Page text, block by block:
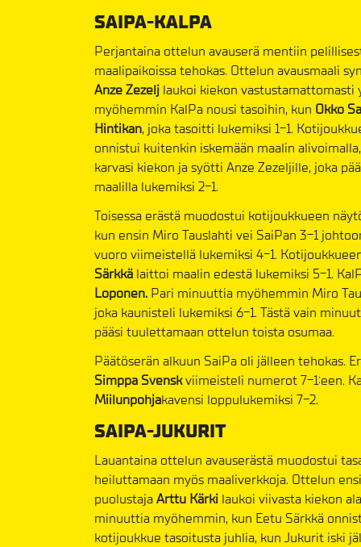
SAIPA-KALPA
Perjantaina ottelun avauserä mentiin
maalipaikoissa tehokas. Ottelun avausmaali
Anze Zezelj laukoi kiekon vastustamattomasti
myöhemmin KalPa nousi tasoihin, kun Okko
Hintikan, joka tasoitti lukemiksi 1-1.
onnistui kuitenkin iskemään maalin
karvasi kiekon ja syötti Anze Zezeljille, joka
maalilla lukemiksi 2-1.
Toisessa erästä muodostui kotijoukkueen
kun ensin Miro Tauslahti vei SaiPan 3-1
vuoro viimeistellä lukemiksi 4-1.
Särkkä laittoi maalin edestä lukemiksi 5-1.
Loponen. Pari minuuttia myöhemmin Miro
joka kaunisteli lukemiksi 6-1. Tästä vain
pääsi tuulettamaan ottelun toista osumaa.
Päätöserän alkuun SaiPa oli jälleen tehokas.
Simppa Svenskviimeisteli numerot 7-1:een.
Miilunpohjakavensi loppulukemiksi 7-2.
SAIPA-JUKURIT
Lauantaina ottelun avauserästä muodostui
heiluttamaan myös maaliverkkoja. Ottelun
puolustajaArttu Kärki laukoi viivasta kiekon
minuuttia myöhemmin, kun Eetu Särkkä
kotijoukkue tasoitusta juhlia, kun Jukurit iski